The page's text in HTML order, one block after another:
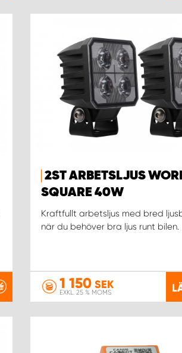
2ST ARBETSLJUS
SQUARE 40W
Kraftfullt arbetsljus med bred
när du behöver bra ljus runt bilen.
1 150SEK
EXKL. 25 % MOMS